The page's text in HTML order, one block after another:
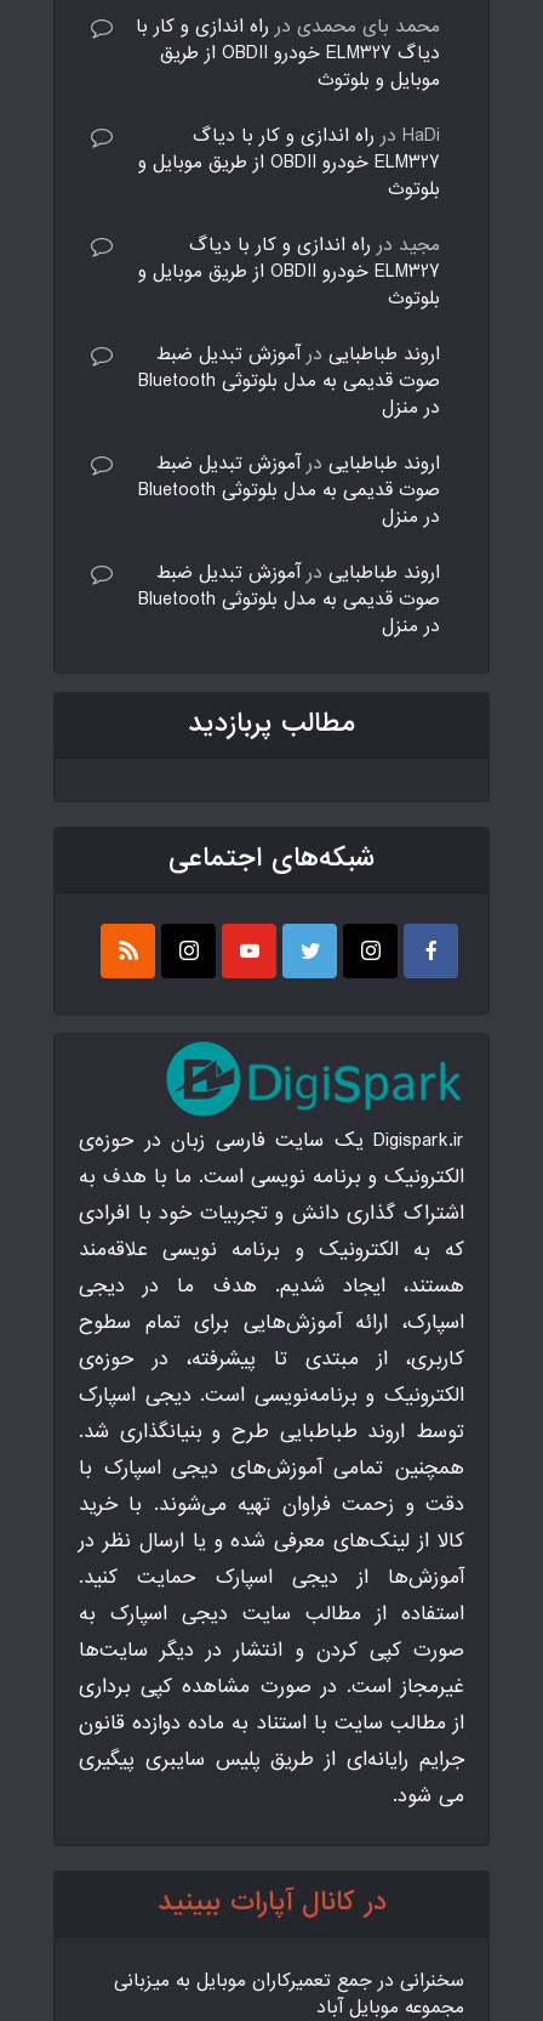
محمد بای محمدی در راه اندازی و کار با
دیاگ ELM327 خودرو OBDII از طریق
موبایل و بلوتوث
HaDi در راه اندازی و کار با دیاگ
ELM327 خودرو OBDII از طریق موبایل و
بلوتوث
مجید در راه اندازی و کار با دیاگ
ELM327 خودرو OBDII از طریق موبایل و
بلوتوث
اروند طباطبایی درآموزش تبدیل ضبط
صوت قدیمی به مدل بلوتوثی Bluetooth
در منزل
اروند طباطبایی درآموزش تبدیل ضبط
صوت قدیمی به مدل بلوتوثی Bluetooth
در منزل
اروند طباطبایی درآموزش تبدیل ضبط
صوت قدیمی به مدل بلوتوثی Bluetooth
در منزل
مطالب پربازدید
شبکه‌های اجتماعی
Digispark.ir یک سایت فارسی زبان در حوزه‌ی
الکترونیک و برنامه نویسی است. ما با هدف به
اشتراک گذاری دانش و تجربیات خود با افرادی
که به الکترونیک و برنامه نویسی علاقه‌مند
هستند، ایجاد شدیم. هدف ما در دیجی
اسپارک، ارائه آموزش‌هایی برای تمام سطوح
کاربری، از مبتدی تا پیشرفته، در حوزه‌ی
الکترونیک و برنامه‌نویسی است. دیجی اسپارک
توسط اروند طباطبایی طرح و بنیانگذاری شد.
همچنین تمامی آموزش‌های دیجی اسپارک با
دقت و زحمت فراوان تهیه می‌شوند. با خرید
کالا از لینک‌های معرفی شده و یا ارسال نظر در
آموزش‌ها از دیجی اسپارک حمایت کنید.
استفاده از مطالب سایت دیجی اسپارک به
صورت کپی کردن و انتشار در دیگر سایت‌ها
غیرمجاز است. در صورت مشاهده کپی برداری
از مطالب سایت با استناد به ماده دوازده قانون
جرایم رایانه‌ای از طریق پلیس سایبری پیگیری
می شود.
در کانال آپارات ببینید
سخنرانی در جمع تعمیرکاران موبایل به میزبانی
مجموعه موبایل آباد